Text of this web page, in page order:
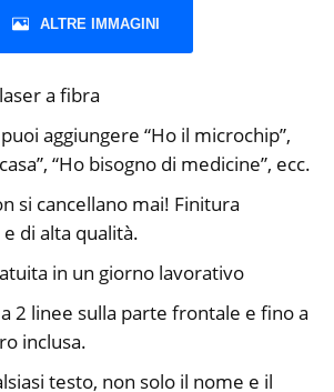
ALTRE IMMAGINI
a fibra
aggiungere “Ho il microchip”,
“Ho bisogno di medicine”, ecc.
si cancellano mai! Finitura
di alta qualità.
in un giorno lavorativo
2 linee sulla parte frontale e fino a
inclusa.
testo, non solo il nome e il